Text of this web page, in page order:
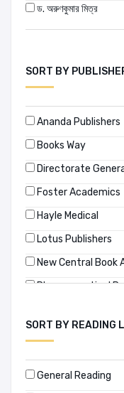
ড. অরুণকুমার মিত্র
SORT BY
Ananda Publishers
Books Way
Directorate
Foster Academics
Hayle Medical
Lotus Publishers
New Central Book
Pharmaceutical
ডঃ টি রহমান কার্ডিয়াক
SORT BY READING
General Reading